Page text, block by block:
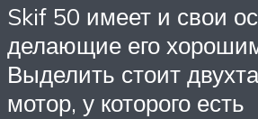
Skif 50 имеет и свои
делающие его
Выделить стоит
мотор, у которого есть